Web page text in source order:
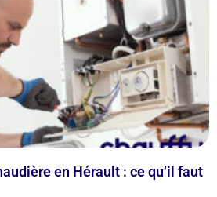
en Hérault : ce qu’il faut